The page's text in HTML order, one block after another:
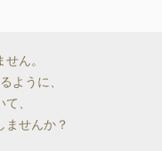
ん。
ように、
、
ませんか？